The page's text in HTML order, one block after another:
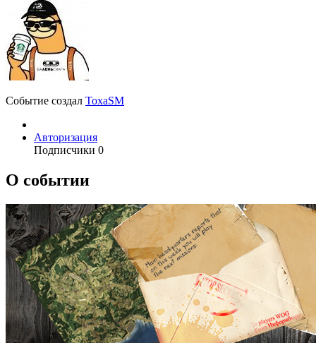
Событие создал ToxaSM
Авторизация
Подписчики 0
О событии